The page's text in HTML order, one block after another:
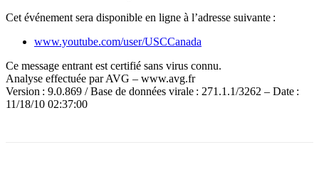
Cet événement sera disponible en ligne à l’adresse suivante :
www.youtube.com/user/USCCanada
Ce message entrant est certifié sans virus connu.
Analyse effectuée par AVG – www.avg.fr
Version : 9.0.869 / Base de données virale : 271.1.1/3262 – Date :
11/18/10 02:37:00